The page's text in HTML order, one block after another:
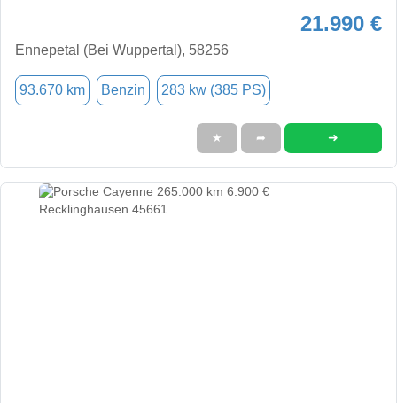
21.990 €
Ennepetal (Bei Wuppertal), 58256
93.670 km Benzin 283 kw (385 PS)
★ ➦ ➜